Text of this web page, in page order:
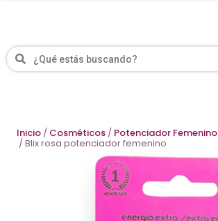
Inicio / Cosméticos / Potenciador Femenino
/ Blix rosa potenciador femenino